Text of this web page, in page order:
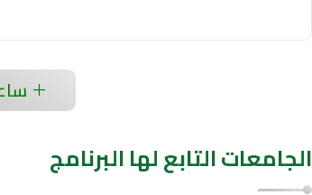
الجامعات التابع لها البرنامج